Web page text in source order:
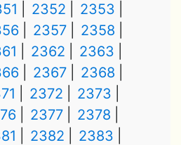
2352
2353
2357
2358
2362
2363
2367
2368
2372
2373
2377
2378
2382
2383